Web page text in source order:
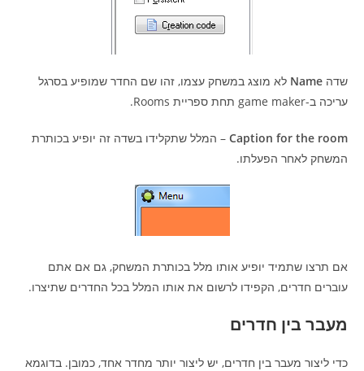
שדה Name לא מוצג במשחק עצמו, זהו שם החדר שמופיע בסרגל
עריכה ב-game maker תחת ספריית Rooms.
Caption for the room – המלל שתקלידו בשדה זה יופיע בכותרת
המשחק לאחר הפעלתו.
אם תרצו שתמיד יופיע אותו מלל בכותרת המשחק, גם אם אתם
עוברים חדרים, הקפידו לרשום את אותו המלל בכל החדרים שתיצרו.
מעבר בין חדרים
כדי ליצור מעבר בין חדרים, יש ליצור יותר מחדר אחד, כמובן. בדוגמא